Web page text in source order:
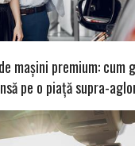
mașini premium: cum
pe o piață supra-